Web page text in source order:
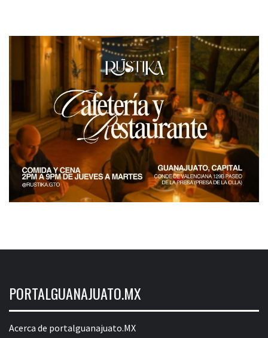
PORTALGUANAJUATO.MX
Acerca de portalguanajuato.MX